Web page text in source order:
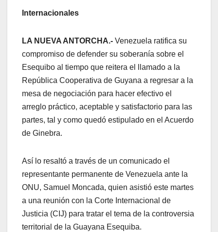
Internacionales
LA NUEVA ANTORCHA.- Venezuela ratifica su
compromiso de defender su soberanía sobre el
Esequibo al tiempo que reitera el llamado a la
República Cooperativa de Guyana a regresar a la
mesa de negociación para hacer efectivo el
arreglo práctico, aceptable y satisfactorio para las
partes, tal y como quedó estipulado en el Acuerdo
de Ginebra.
Así lo resaltó a través de un comunicado el
representante permanente de Venezuela ante la
ONU, Samuel Moncada, quien asistió este martes
a una reunión con la Corte Internacional de
Justicia (CIJ) para tratar el tema de la controversia
territorial de la Guayana Esequiba.